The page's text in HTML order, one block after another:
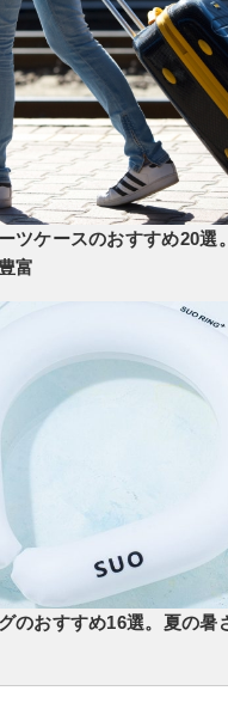
ツケースのおすすめ20選
富
のおすすめ16選。夏の暑